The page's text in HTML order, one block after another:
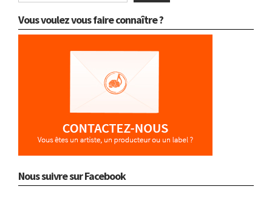
Vous voulez vous faire connaître ?
Nous suivre sur Facebook